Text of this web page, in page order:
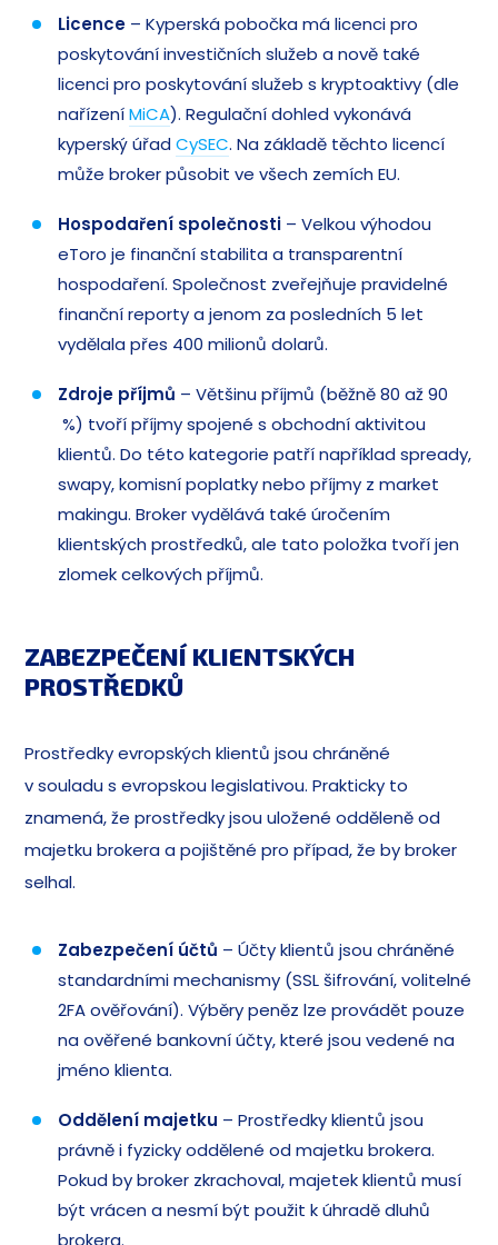
Licence – Kyperská pobočka má licenci pro
poskytování investičních služeb a nově také
licenci pro poskytování služeb s kryptoaktivy (dle
nařízeníMiCA). Regulační dohled vykonává
kyperský úřadCySEC. Na základě těchto licencí
může broker působit ve všech zemích EU.
Hospodaření společnosti – Velkou výhodou
eToro je finanční stabilita a transparentní
hospodaření. Společnost zveřejňuje pravidelné
finanční reporty a jenom za posledních 5 let
vydělala přes 400 milionů dolarů.
Zdroje příjmů – Většinu příjmů (běžně 80 až 90
%) tvoří příjmy spojené s obchodní aktivitou
klientů. Do této kategorie patří například spready,
swapy, komisní poplatky nebo příjmy z market
makingu. Broker vydělává také úročením
klientských prostředků, ale tato položka tvoří jen
zlomek celkových příjmů.
ZABEZPEČENÍ KLIENTSKÝCH
PROSTŘEDKŮ
Prostředky evropských klientů jsou chráněné
v souladu s evropskou legislativou. Prakticky to
znamená, že prostředky jsou uložené odděleně od
majetku brokera a pojištěné pro případ, že by broker
selhal.
Zabezpečení účtů – Účty klientů jsou chráněné
standardními mechanismy (SSL šifrování, volitelné
2FA ověřování). Výběry peněz lze provádět pouze
na ověřené bankovní účty, které jsou vedené na
jméno klienta.
Oddělení majetku – Prostředky klientů jsou
právně i fyzicky oddělené od majetku brokera.
Pokud by broker zkrachoval, majetek klientů musí
být vrácen a nesmí být použit k úhradě dluhů
brokera.